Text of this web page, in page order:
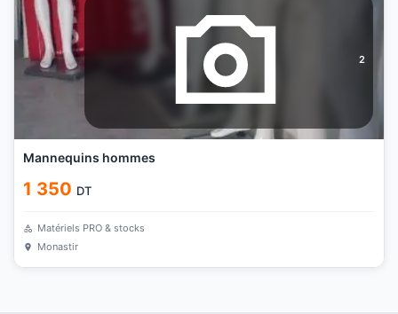
2
Mannequins hommes
1 350 DT
Matériels PRO & stocks
Monastir